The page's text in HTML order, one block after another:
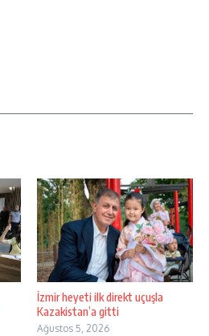
İzmir heyeti ilk direkt uçuşla
Kazakistan’a gitti
Ağustos 5, 2026